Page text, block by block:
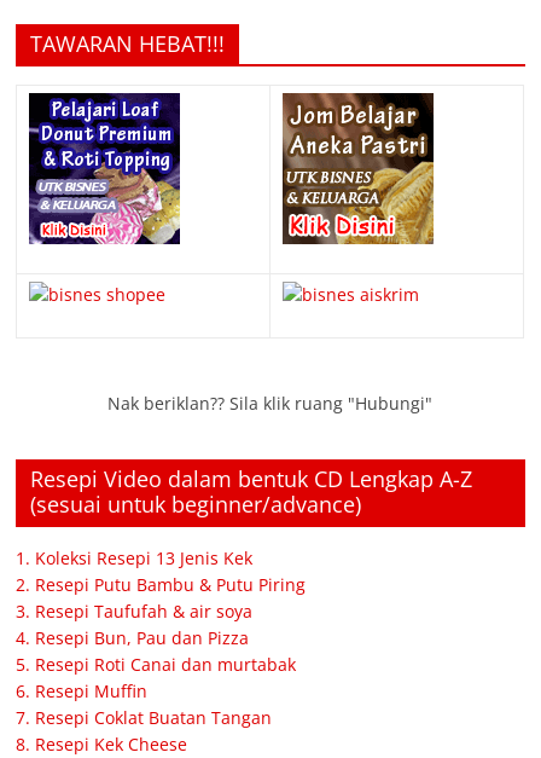
TAWARAN HEBAT!!!
Nak beriklan?? Sila klik ruang "Hubungi"
Resepi Video dalam bentuk CD Lengkap A-Z
(sesuai untuk beginner/advance)
1. Koleksi Resepi 13 Jenis Kek
2. Resepi Putu Bambu & Putu Piring
3. Resepi Taufufah & air soya
4. Resepi Bun, Pau dan Pizza
5. Resepi Roti Canai dan murtabak
6. Resepi Muffin
7. Resepi Coklat Buatan Tangan
8. Resepi Kek Cheese